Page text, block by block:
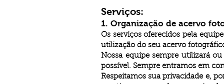
Serviços:
1. Organização de acervo
Os serviços oferecidos pela
utilização do seu acervo
Nossa equipe sempre utilizará
possível. Sempre entramos em
Respeitamos sua privacidade e,